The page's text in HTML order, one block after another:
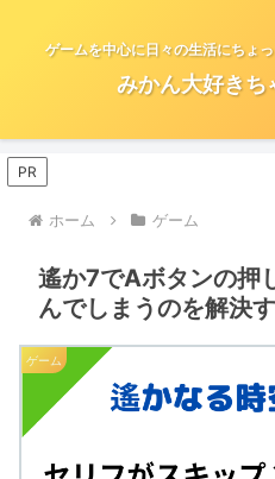
ゲームを中心に日々の生活にちょ
みかん大好きち
PR
ホーム ゲーム
遙か7でAボタンの押
んでしまうのを解決
ゲーム